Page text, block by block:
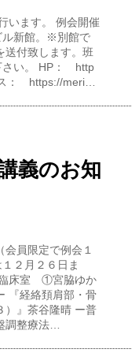
います。 例会開催
ル新館。※別館で
送付致します。班
さい。 HP： http
： https://meri…
義のお知
員限定で例会１
２月２６日ま
床室 ①宮脇ゆか
経絡頚肩部・骨
）』茶谷隆晴 ー普
調整療法…